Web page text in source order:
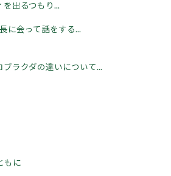
を出るつもり...
に会って話をする...
ラクダの違いについて...
もに